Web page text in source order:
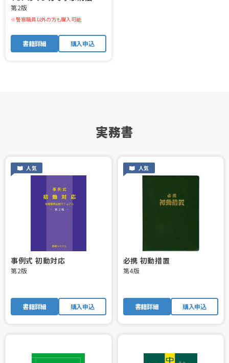
第2版
※警察職員以外の方も購入可能
書籍詳細 購入申込
実務書
人気
事例式 初動対応
第2版
書籍詳細 購入申込
人気
必携 初動措置
第4版
書籍詳細 購入申込